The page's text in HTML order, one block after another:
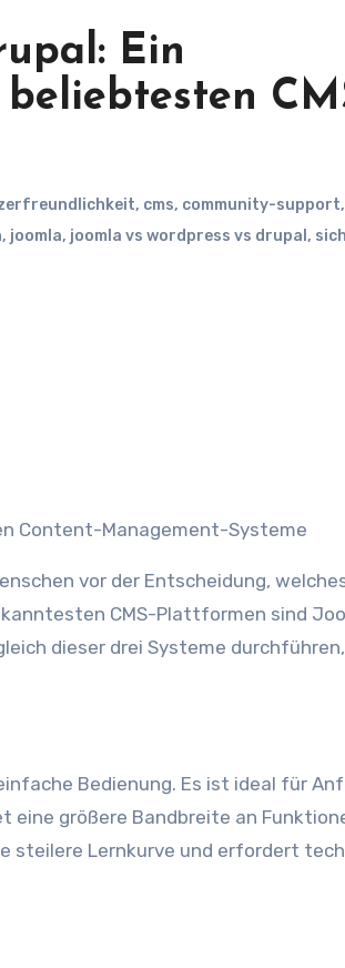
Ein
, cms, community-support,
, joomla, joomla vs wordpress vs drupal ,
Content-Management-Systeme
vor der Entscheidung,
CMS-Plattformen sind
dieser drei Systeme
Bedienung. Es ist ideal für
größere Bandbreite an
steilere Lernkurve und erfordert